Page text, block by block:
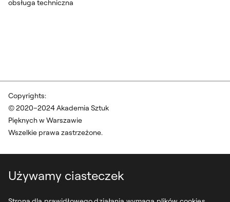
Używamy ciasteczek
Copyrights:
© 2020–2024 Akademia Sztuk
Pięknych w Warszawie
Wszelkie prawa zastrzeżone.
obsługa techniczna